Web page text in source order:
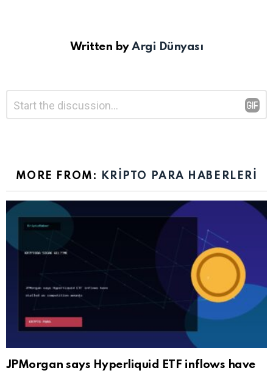
Written byArgi Dünyası
yanıt
yazın
MORE FROM: KRIPTO PARA HABERLERI
JPMorgan says Hyperliquid ETF inflows have